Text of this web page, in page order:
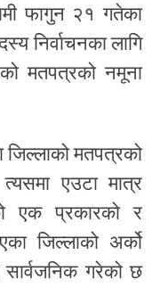
फागुन २१ गतेका
निर्वाचनका लागि
मतपत्रको नमूना
मतपत्रको
एउटा मात्र
एक प्रकारको र
जिल्लाको अर्को
गरेको छ